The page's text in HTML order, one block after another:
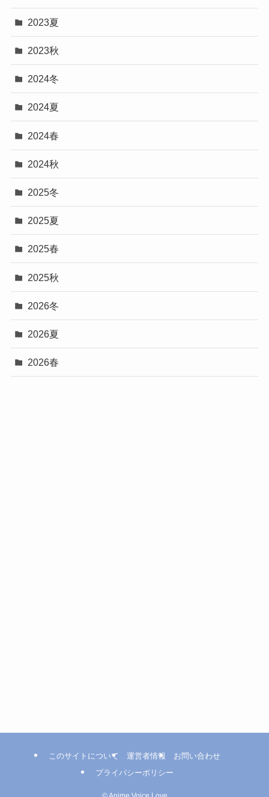
2023夏
2023秋
2024冬
2024夏
2024春
2024秋
2025冬
2025夏
2025春
2025秋
2026冬
2026夏
2026春
このサイトについて 運営者情報
お問い合わせ
プライバシーポリシー